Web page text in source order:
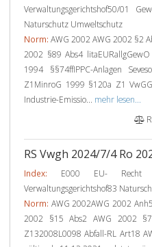
Verwaltungsgerichtshof50/01
Naturschutz Umweltschutz
Norm: AWG 2002 AWG 2002 §2
2002 §89 Abs4
1994 §§74ffIPPC-Anlagen
Z1MinroG 1999 §120a Z1
Industrie-Emissio... mehr lesen...
RS Vwgh 2024/7/4 Ro
Index: E000 EU- Recht
Verwaltungsgerichtshof83
Norm: AWG 2002AWG 2002
2002 §15 Abs2 AWG 2002
Z132008L0098 Abfall-RL Art18